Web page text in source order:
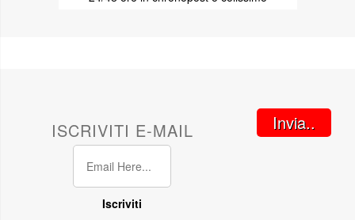
ISCRIVITI E-MAIL
Iscriviti
Invia..